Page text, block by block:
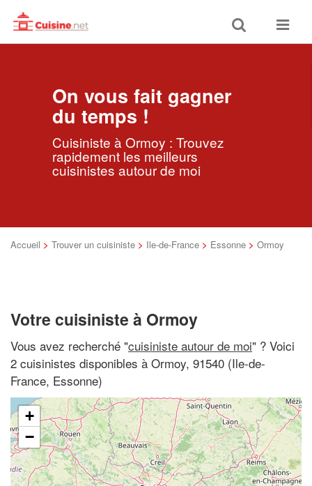
Toggle
search
Toggle
On vous fait gagner
du temps !
Cuisiniste à Ormoy : Trouvez
rapidement les meilleurs
cuisinistes autour de moi
Accueil > Trouver un cuisiniste > Ile-de-France > Essonne > Ormoy
Votre cuisiniste à Ormoy
Vous avez recherché "cuisiniste autour de moi" ? Voici
2 cuisinistes disponibles à Ormoy, 91540 (Ile-de-
France, Essonne)
+
−